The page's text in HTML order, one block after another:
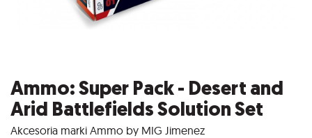
Ammo: Super Pack - Desert and
Arid Battlefields Solution Set
Akcesoria marki Ammo by MIG Jimenez